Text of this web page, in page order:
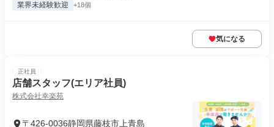
業界未経験歓迎 +18個
気になる
正社員
店舗スタッフ(エリア社員)
株式会社幸楽苑
〒426-0036静岡県藤枝市上青島